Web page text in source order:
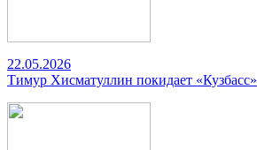
22.05.2026
Тимур Хисматуллин покидает «Кузбасс»